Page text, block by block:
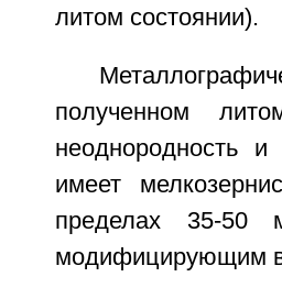
литом состоянии).
полученном
неоднородность
имеет
пределах 35-50
модифицирующим